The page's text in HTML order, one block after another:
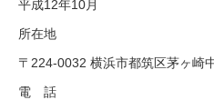
平成12年10月
所在地
〒224-0032 横浜市都筑区茅ヶ崎
電 話